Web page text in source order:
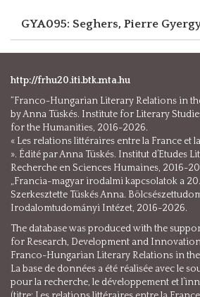
GYA095: Seghers, Pierre
http://frhu20.iti.btk.mta.hu
“Franco-Hungarian Literary Relations in
by Anna Tüskés. Institute for Literary
for the Humanities, 2016-2026.
« Les relations littéraires entre la France et
». Édité par Anna Tüskés. Institut d’Etudes
Recherche en Sciences Humaines, 2016-
„Francia-magyar irodalmi kapcsolatok a 20.
Szerkesztette Tüskés Anna.
Irodalomtudományi Intézet, 2016-2026.
The database was produced with the
for Research, Development and Innovation
Franco-Hungarian Literary Relations in
La base de données a été réalisée avec le
pour la recherche, le développement et